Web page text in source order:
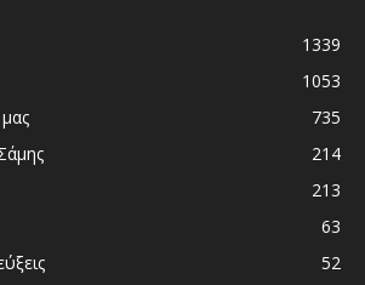
1339
1053
735
214
213
63
52